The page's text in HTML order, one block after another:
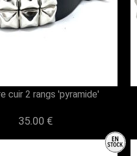
cuir 2 rangs 'pyramide'
35.00 €